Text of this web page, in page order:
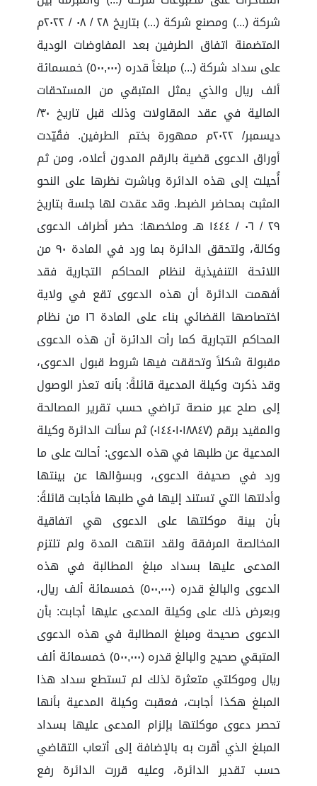
شركة (...) ومصنع شركة (...) بتاريخ ٢٨ / ٠٨ / ٢٠٢٢م
المتضمنة اتفاق الطرفين بعد المفاوضات الودية
على سداد شركة (...) مبلغاً قدره (٥٠٠,٠٠٠) خمسمائة
ألف ريال والذي يمثل المتبقي من المستحقات
المالية في عقد المقاولات وذلك قبل تاريخ ٣٠/
ديسمبر/ ٢٠٢٢م ممهورة بختم الطرفين. فقُيّدت
أوراق الدعوى قضية بالرقم المدون أعلاه، ومن ثم
أُحيلت إلى هذه الدائرة وباشرت نظرها على النحو
المثبت بمحاضر الضبط. وقد عقدت لها جلسة بتاريخ
٢٩ / ٠٦ / ١٤٤٤ هـ وملخصها: حضر أطراف الدعوى
وكالة، ولتحقق الدائرة بما ورد في المادة ٩٠ من
اللائحة التنفيذية لنظام المحاكم التجارية فقد
أفهمت الدائرة أن هذه الدعوى تقع في ولاية
اختصاصها القضائي بناء على المادة ١٦ من نظام
المحاكم التجارية كما رأت الدائرة أن هذه الدعوى
مقبولة شكلاً وتحققت فيها شروط قبول الدعوى،
وقد ذكرت وكيلة المدعية قائلةً: بأنه تعذر الوصول
إلى صلح عبر منصة تراضي حسب تقرير المصالحة
والمقيد برقم (٠١٤٤٠١٠١٨٨٤٧) ثم سألت الدائرة وكيلة
المدعية عن طلبها في هذه الدعوى: أحالت على ما
ورد في صحيفة الدعوى، وبسؤالها عن بينتها
وأدلتها التي تستند إليها في طلبها فأجابت قائلةً:
بأن بينة موكلتها على الدعوى هي اتفاقية
المخالصة المرفقة ولقد انتهت المدة ولم تلتزم
المدعى عليها بسداد مبلغ المطالبة في هذه
الدعوى والبالغ قدره (٥٠٠,٠٠٠) خمسمائة ألف ريال،
وبعرض ذلك على وكيلة المدعى عليها أجابت: بأن
الدعوى صحيحة ومبلغ المطالبة في هذه الدعوى
المتبقي صحيح والبالغ قدره (٥٠٠,٠٠٠) خمسمائة ألف
ريال وموكلتي متعثرة لذلك لم تستطع سداد هذا
المبلغ هكذا أجابت، فعقبت وكيلة المدعية بأنها
تحصر دعوى موكلتها بإلزام المدعى عليها بسداد
المبلغ الذي أقرت به بالإضافة إلى أتعاب التقاضي
حسب تقدير الدائرة، وعليه قررت الدائرة رفع